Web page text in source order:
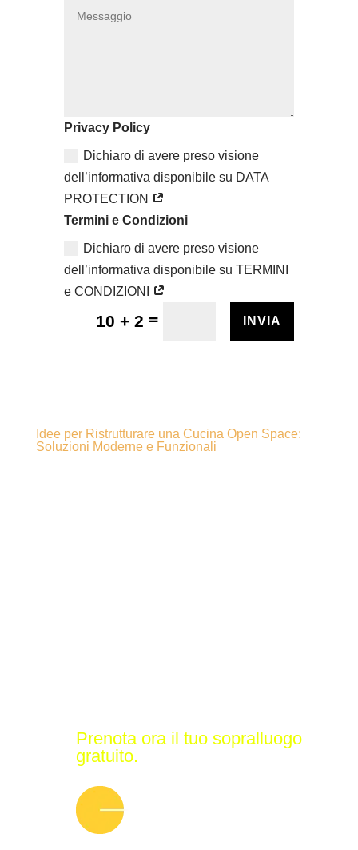
Privacy Policy
Dichiaro di avere preso visione
dell’informativa disponibile su DATA
PROTECTION
Termini e Condizioni
Dichiaro di avere preso visione
dell’informativa disponibile su TERMINI
e CONDIZIONI
10 + 2 = INVIA
Idee per Ristrutturare una Cucina Open Space:
Soluzioni Moderne e Funzionali
Prenota ora il tuo sopralluogo
gratuito.